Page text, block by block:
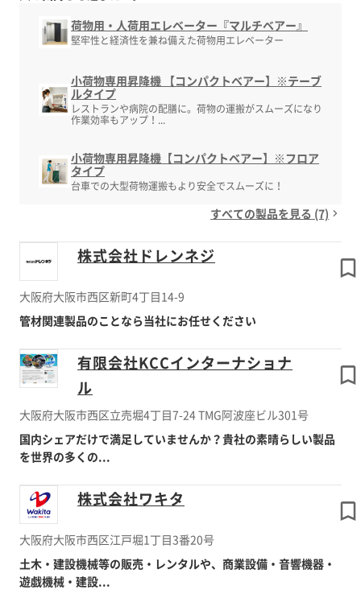
荷物用・人荷用エレベーター『マルチベアー』
堅牢性と経済性を兼ね備えた荷物用エレベーター
小荷物専用昇降機 【コンパクトベアー】※テーブ
ルタイプ
レストランや病院の配膳に。荷物の運搬がスムーズになり
作業効率もアップ！...
小荷物専用昇降機【コンパクトベアー】※フロア
タイプ
台車での大型荷物運搬もより安全でスムーズに！
すべての製品を見る (7)
株式会社ドレンネジ
大阪府大阪市西区新町4丁目14-9
管材関連製品のことなら当社にお任せください
有限会社KCCインターナショナ
ル
大阪府大阪市西区立売堀4丁目7-24 TMG阿波座ビル301号
国内シェアだけで満足していませんか？貴社の素晴らしい製品
を世界の多くの...
株式会社ワキタ
大阪府大阪市西区江戸堀1丁目3番20号
土木・建設機械等の販売・レンタルや、商業設備・音響機器・
遊戯機械・建設...